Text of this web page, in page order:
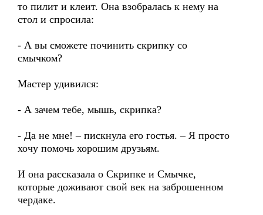
то пилит и клеит. Она взобралась к нему на
стол и спросила:
- А вы сможете починить скрипку со
смычком?
Мастер удивился:
- А зачем тебе, мышь, скрипка?
- Да не мне! – пискнула его гостья. – Я просто
хочу помочь хорошим друзьям.
И она рассказала о Скрипке и Смычке,
которые доживают свой век на заброшенном
чердаке.